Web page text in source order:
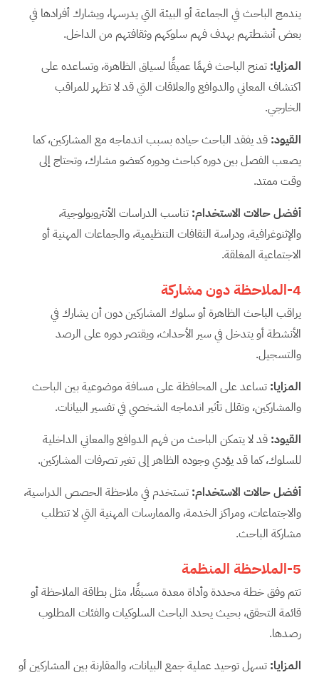
يندمج الباحث في الجماعة أو البيئة التي يدرسها، ويشارك أفرادها في
بعض أنشطتهم بهدف فهم سلوكهم وثقافتهم من الداخل.
المزايا: تمنح الباحث فهمًا عميقًا لسياق الظاهرة، وتساعده على
اكتشاف المعاني والدوافع والعلاقات التي قد لا تظهر للمراقب
الخارجي.
القيود: قد يفقد الباحث حياده بسبب اندماجه مع المشاركين، كما
يصعب الفصل بين دوره كباحث ودوره كعضو مشارك، وتحتاج إلى
وقت ممتد.
أفضل حالات الاستخدام: تناسب الدراسات الأنثروبولوجية،
والإثنوغرافية، ودراسة الثقافات التنظيمية، والجماعات المهنية أو
الاجتماعية المغلقة.
4-الملاحظة دون مشاركة
يراقب الباحث الظاهرة أو سلوك المشاركين دون أن يشارك في
الأنشطة أو يتدخل في سير الأحداث، ويقتصر دوره على الرصد
والتسجيل.
المزايا: تساعد على المحافظة على مسافة موضوعية بين الباحث
والمشاركين، وتقلل تأثير اندماجه الشخصي في تفسير البيانات.
القيود: قد لا يتمكن الباحث من فهم الدوافع والمعاني الداخلية
للسلوك، كما قد يؤدي وجوده الظاهر إلى تغير تصرفات المشاركين.
أفضل حالات الاستخدام: تستخدم في ملاحظة الحصص الدراسية،
والاجتماعات، ومراكز الخدمة، والممارسات المهنية التي لا تتطلب
مشاركة الباحث.
5-الملاحظة المنظمة
تتم وفق خطة محددة وأداة معدة مسبقًا، مثل بطاقة الملاحظة أو
قائمة التحقق، بحيث يحدد الباحث السلوكيات والفئات المطلوب
رصدها.
المزايا: تسهل توحيد عملية جمع البيانات، والمقارنة بين المشاركين أو